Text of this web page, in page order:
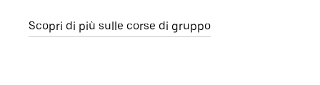
Scopri di più sulle corse di gruppo